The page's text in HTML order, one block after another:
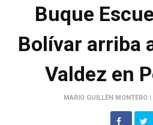
Buque
Bolívar arriba
Valdez en
MARIO GUILLÉN MONTERO